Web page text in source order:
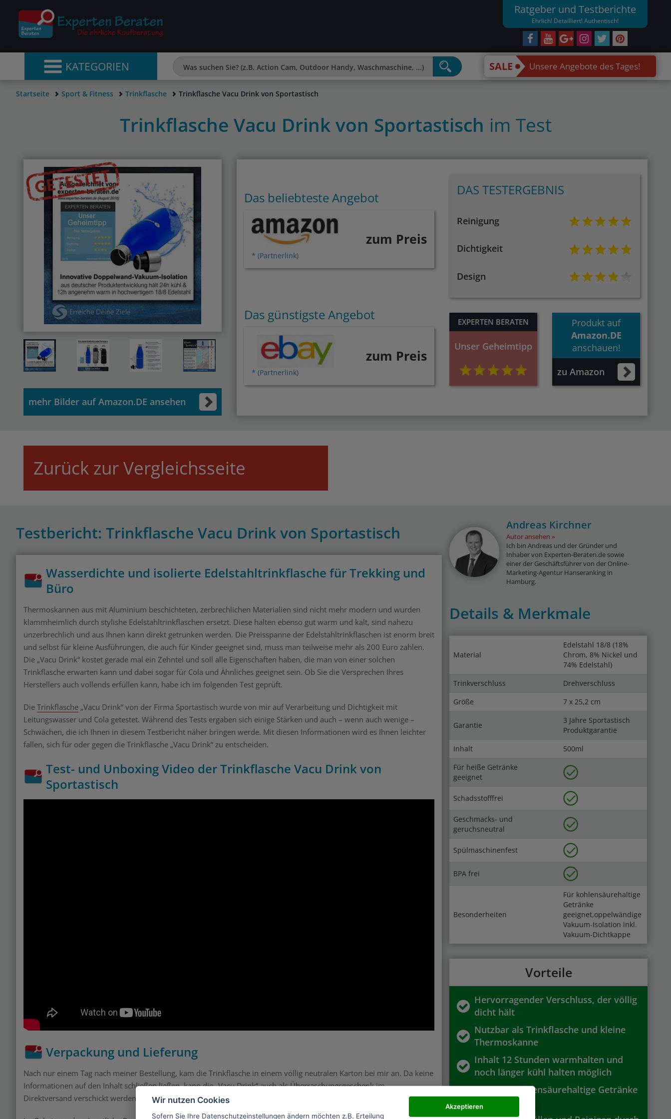
Ratgeber und Testberichte
Ehrlich! Detailliert! Authentisch!
KATEGORIEN SALE Unsere Angebote des Tages!
Startseite Sport & Fitness Trinkflasche Trinkflasche Vacu Drink von Sportastisch
Trinkflasche Vacu Drink von Sportastisch im Test
mehr Bilder auf Amazon.DE ansehen
Das beliebteste Angebot
* (Partnerlink)
zum Preis
Das günstigste Angebot
* (Partnerlink)
zum Preis
DAS TESTERGEBNIS
Reinigung
Dichtigkeit
Design
EXPERTEN BERATEN
Unser Geheimtipp
Produkt auf
Amazon.DE
anschauen!
zu Amazon
Zurück zur Vergleichsseite
Testbericht: Trinkflasche Vacu Drink von Sportastisch
Wasserdichte und isolierte Edelstahltrinkflasche für Trekking und
Büro
Thermoskannen aus mit Aluminium beschichteten, zerbrechlichen Materialien sind nicht mehr modern und wurden
klammheimlich durch stylishe Edelstahltrinkflaschen ersetzt. Diese halten ebenso gut warm und kalt, sind nahezu
unzerbrechlich und aus Ihnen kann direkt getrunken werden. Die Preisspanne der Edelstahltrinkflaschen ist enorm breit
und selbst für kleine Ausführungen, die auch für Kinder geeignet sind, muss man teilweise mehr als 200 Euro zahlen.
Die „Vacu Drink“ kostet gerade mal ein Zehntel und soll alle Eigenschaften haben, die man von einer solchen
Trinkflasche erwarten kann und dabei sogar für Cola und Ähnliches geeignet sein. Ob Sie die Versprechen Ihres
Herstellers auch vollends erfüllen kann, habe ich im folgenden Test geprüft.
Die Trinkflasche „Vacu Drink“ von der Firma Sportastisch wurde von mir auf Verarbeitung und Dichtigkeit mit
Leitungswasser und Cola getestet. Während des Tests ergaben sich einige Stärken und auch – wenn auch wenige –
Schwächen, die ich Ihnen in diesem Testbericht näher bringen werde. Mit diesen Informationen wird es Ihnen leichter
fallen, sich für oder gegen die Trinkflasche „Vacu Drink“ zu entscheiden.
Test- und Unboxing Video der Trinkflasche Vacu Drink von
Sportastisch
Verpackung und Lieferung
Nach nur einem Tag nach meiner Bestellung, kam die Trinkflasche in einem völlig neutralen Karton bei mir an. Da keine
Informationen auf den Inhalt schließen ließen, kann die „Vacu Drink“ auch als Überraschungsgeschenk im
Direktversand verschickt werden.
Andreas Kirchner
Autor ansehen
Ich bin Andreas und der Gründer und
Inhaber von Experten-Beraten.de sowie
einer der Geschäftsführer von der Online-
Marketing-Agentur Hanseranking in
Hamburg.
Details & Merkmale
Material
Edelstahl 18/8 (18%
Chrom, 8% Nickel und
74% Edelstahl)
Trinkverschluss
Drehverschluss
Größe
7 x 25,2 cm
Garantie
3 Jahre Sportastisch
Produktgarantie
Inhalt
500ml
Für heiße Getränke
geeignet
Schadsstofffrei
Geschmacks- und
geruchsneutral
Spülmaschinenfest
BPA frei
Besonderheiten
Für kohlensäurehaltige
Getränke
geeignet,oppelwändige
Vakuum-Isolation inkl.
Vakuum-Dichtkappe
Vorteile
Hervorragender Verschluss, der völlig
dicht hält
Nutzbar als Trinkflasche und kleine
Thermoskanne
Inhalt 12 Stunden warmhalten und
noch länger kühl halten möglich
Auch für kohlensäurehaltige Getränke
geeignet
Wir nutzen Cookies
Sofern Sie Ihre Datenschutzeinstellungen ändern möchten z.B. Erteilung
Akzeptieren